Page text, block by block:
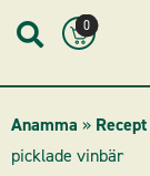
Skip
0
Anamma » Recept
picklade vinbär